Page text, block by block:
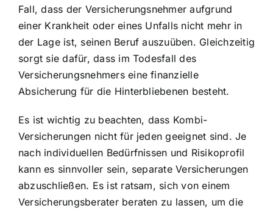
Fall, dass der Versicherungsnehmer aufgrund
einer Krankheit oder eines Unfalls nicht mehr in
der Lage ist, seinen Beruf auszuüben. Gleichzeitig
sorgt sie dafür, dass im Todesfall des
Versicherungsnehmers eine finanzielle
Absicherung für die Hinterbliebenen besteht.
Es ist wichtig zu beachten, dass Kombi-
Versicherungen nicht für jeden geeignet sind. Je
nach individuellen Bedürfnissen und Risikoprofil
kann es sinnvoller sein, separate Versicherungen
abzuschließen. Es ist ratsam, sich von einem
Versicherungsberater beraten zu lassen, um die